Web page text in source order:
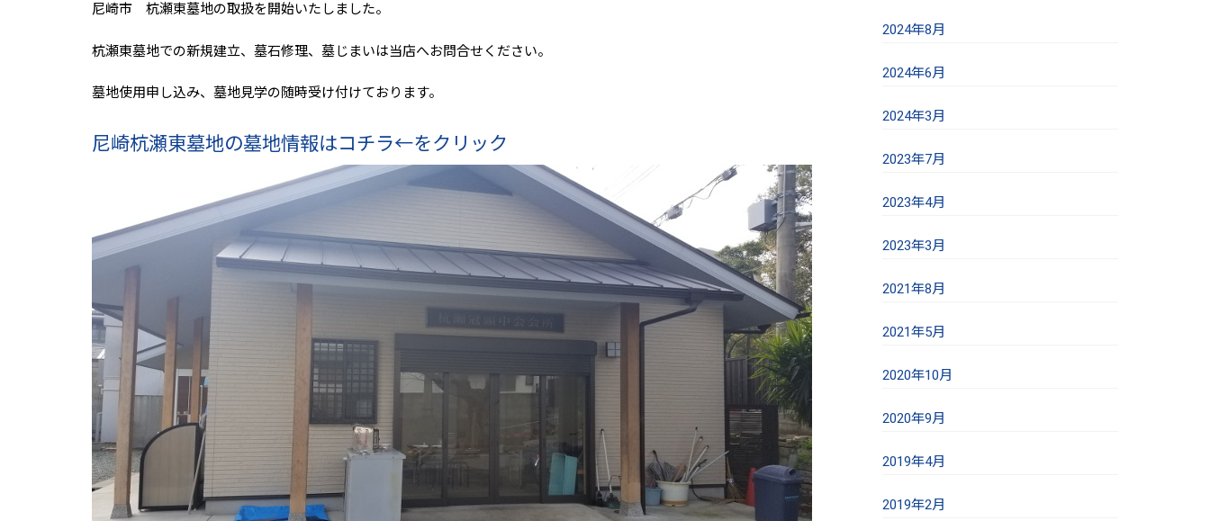
尼崎市 杭瀬東墓地の取扱を開始いたしました。
杭瀬東墓地での新規建立、墓石修理、墓じまいは当店へお問合せください。
墓地使用申し込み、墓地見学の随時受け付けております。
尼崎杭瀬東墓地の墓地情報はコチラ←をクリック
2024年8月
2024年6月
2024年3月
2023年7月
2023年4月
2023年3月
2021年8月
2021年5月
2020年10月
2020年9月
2019年4月
2019年2月